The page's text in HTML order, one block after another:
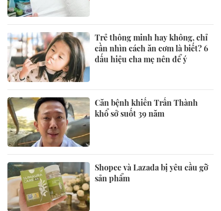
Trẻ thông minh hay không, chỉ
cần nhìn cách ăn cơm là biết? 6
dấu hiệu cha mẹ nên để ý
Căn bệnh khiến Trấn Thành
khổ sở suốt 39 năm
Shopee và Lazada bị yêu cầu gỡ
sản phẩm